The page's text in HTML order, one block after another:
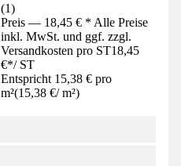
(1)
Preis — 18,45 € * Alle Preise
inkl. MwSt. und ggf. zzgl.
Versandkosten pro ST18,45
€*/ ST
Entspricht 15,38 € pro
m²(15,38 €/ m²)